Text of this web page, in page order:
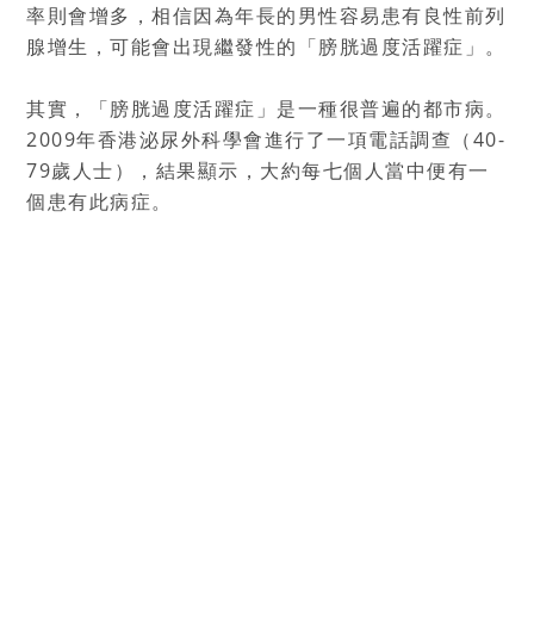
率則會增多，相信因為年長的男性容易患有良性前列
腺增生，可能會出現繼發性的「膀胱過度活躍症」。
其實，「膀胱過度活躍症」是一種很普遍的都市病。
2009年香港泌尿外科學會進行了一項電話調查（40-
79歲人士），結果顯示，大約每七個人當中便有一
個患有此病症。